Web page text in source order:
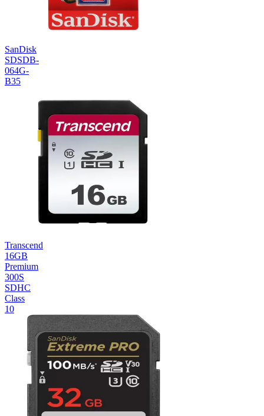
SanDisk
SDSDB-
064G-
B35
Transcend
16GB
Premium
300S
SDHC
Class
10